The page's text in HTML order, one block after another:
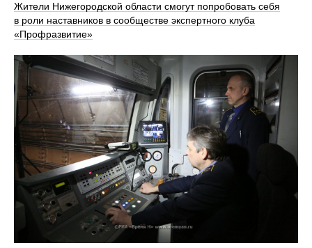
Жители Нижегородской области смогут попробовать себя
в роли наставников в сообществе экспертного клуба
«Профразвитие»